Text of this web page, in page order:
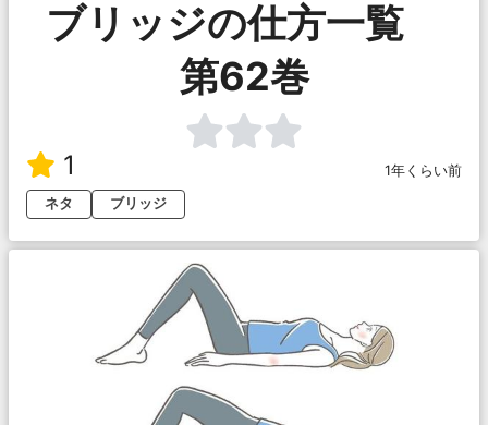
ブリッジの仕方一覧
第62巻
1
1年くらい前
ネタ
ブリッジ